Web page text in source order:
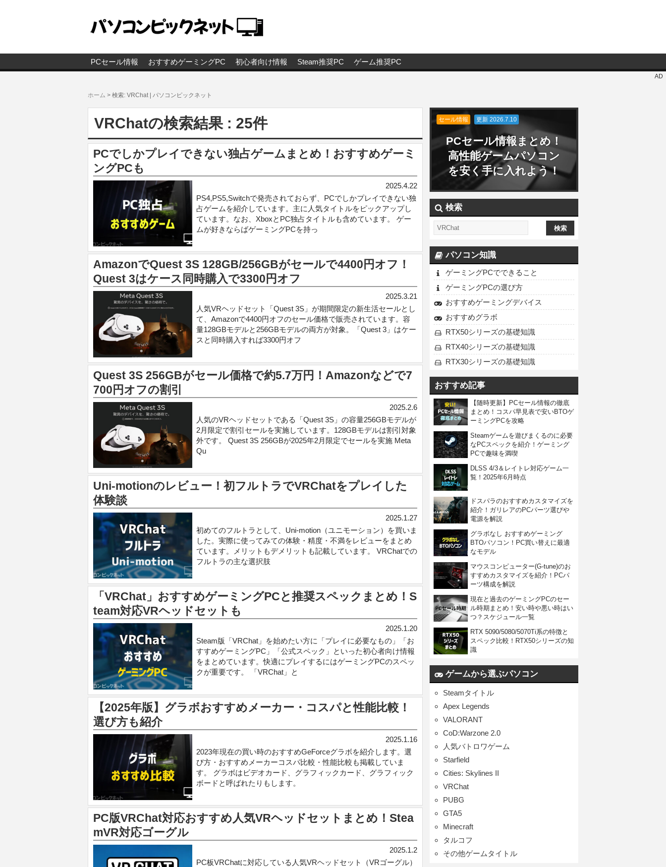
PCセール情報 おすすめゲーミングPC 初心者向け情報 Steam推奨PC ゲーム推奨PC
AD
ホーム > 検索: VRChat | パソコンピックネット
VRChatの検索結果 : 25件
PCでしかプレイできない独占ゲームまとめ！おすすめゲーミ
ングPCも
2025.4.22
PS4,PS5,Switchで発売されておらず、PCでしかプレイできない独
占ゲームを紹介しています。主に人気タイトルをピックアップし
ています。なお、XboxとPC独占タイトルも含めています。 ゲー
ムが好きならばゲーミングPCを持っ
AmazonでQuest 3S 128GB/256GBがセールで4400円オフ！
Quest 3はケース同時購入で3300円オフ
2025.3.21
人気VRヘッドセット「Quest 3S」が期間限定の新生活セールとし
て、Amazonで4400円オフのセール価格で販売されています。容
量128GBモデルと256GBモデルの両方が対象。「Quest 3」はケー
スと同時購入すれば3300円オフ
Quest 3S 256GBがセール価格で約5.7万円！Amazonなどで7
700円オフの割引
2025.2.6
人気のVRヘッドセットである「Quest 3S」の容量256GBモデルが
2月限定で割引セールを実施しています。128GBモデルは割引対象
外です。 Quest 3S 256GBが2025年2月限定でセールを実施 Meta
Qu
Uni-motionのレビュー！初フルトラでVRChatをプレイした
体験談
2025.1.27
初めてのフルトラとして、Uni-motion（ユニモーション）を買いま
した。実際に使ってみての体験・精度・不満をレビューをまとめ
ています。メリットもデメリットも記載しています。 VRChatでの
フルトラの主な選択肢
「VRChat」おすすめゲーミングPCと推奨スペックまとめ！S
team対応VRヘッドセットも
2025.1.20
Steam版「VRChat」を始めたい方に「プレイに必要なもの」「お
すすめゲーミングPC」「公式スペック」といった初心者向け情報
をまとめています。快適にプレイするにはゲーミングPCのスペッ
クが重要です。 「VRChat」と
【2025年版】グラボおすすめメーカー・コスパと性能比較！
選び方も紹介
2025.1.16
2023年現在の買い時のおすすめGeForceグラボを紹介します。選
び方・おすすめメーカーコスパ比較・性能比較も掲載していま
す。 グラボはビデオカード、グラフィックカード、グラフィック
ボードと呼ばれたりもします。
PC版VRChat対応おすすめ人気VRヘッドセットまとめ！Stea
mVR対応ゴーグル
2025.1.2
PC板VRChatに対応している人気VRヘッドセット（VRゴーグル）
セール情報 更新 2026.7.10
PCセール情報まとめ！
高性能ゲームパソコン
を安く手に入れよう！
検索
パソコン知識
ゲーミングPCでできること
ゲーミングPCの選び方
おすすめゲーミングデバイス
おすすめグラボ
RTX50シリーズの基礎知識
RTX40シリーズの基礎知識
RTX30シリーズの基礎知識
おすすめ記事
【随時更新】PCセール情報の徹底
まとめ！コスパ早見表で安いBTOゲ
ーミングPCを攻略
Steamゲームを遊びまくるのに必要
なPCスペックを紹介！ゲーミング
PCで趣味を満喫
DLSS 4/3＆レイトレ対応ゲーム一
覧！2025年6月時点
ドスパラのおすすめカスタマイズを
紹介！ガリレアのPCパーツ選びや
電源を解説
グラボなし おすすめゲーミング
BTOパソコン！PC買い替えに最適
なモデル
マウスコンピューター(G-tune)のお
すすめカスタマイズを紹介！PCパ
ーツ構成を解説
現在と過去のゲーミングPCのセー
ル時期まとめ！安い時や悪い時はい
つ？スケジュール一覧
RTX 5090/5080/5070Ti系の特徴と
スペック比較！RTX50シリーズの知
識
ゲームから選ぶパソコン
Steamタイトル
Apex Legends
VALORANT
CoD:Warzone 2.0
人気バトロワゲーム
Starfield
Cities: Skylines II
VRChat
PUBG
GTA5
Minecraft
タルコフ
その他ゲームタイトル